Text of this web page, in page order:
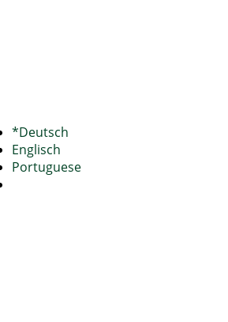
*Deutsch
Englisch
Portuguese